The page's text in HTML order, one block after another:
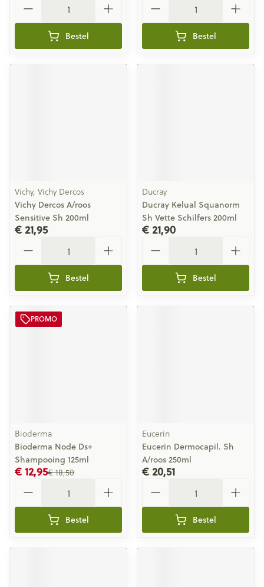
Bestel Bestel
Vichy, Vichy Dercos
Vichy Dercos A/roos
Sensitive Sh 200ml
€ 21,95
Bestel
Ducray
Ducray Kelual Squanorm
Sh Vette Schilfers 200ml
€ 21,90
Bestel
PROMO
Bioderma
Bioderma Node Ds+
Shampooing 125ml
€ 18,50
€ 12,95
Bestel
Eucerin
Eucerin Dermocapil. Sh
A/roos 250ml
€ 20,51
Bestel